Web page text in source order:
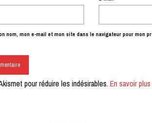
nom, mon e-mail et mon site dans le navigateur pour mon
pour réduire les indésirables.En savoir